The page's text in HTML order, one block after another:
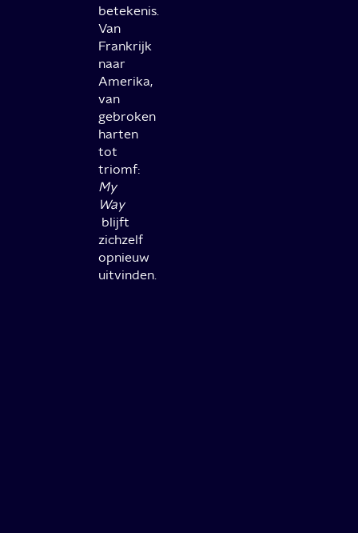
betekenis.
Van
Frankrijk
naar
Amerika,
van
gebroken
harten
tot
triomf:
My
Way
blijft
zichzelf
opnieuw
uitvinden.